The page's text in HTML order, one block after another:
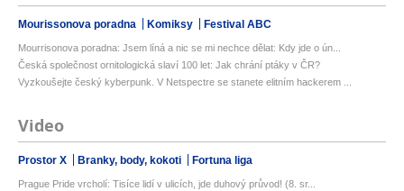
Mourissonova poradna Komiksy Festival ABC
Mourrisonova poradna: Jsem líná a nic se mi nechce dělat: Kdy jde o ún...
Česká společnost ornitologická slaví 100 let: Jak chrání ptáky v ČR?
Vyzkoušejte český kyberpunk. V Netspectre se stanete elitním hackerem ...
Video
Prostor X Branky, body, kokoti Fortuna liga
Prague Pride vrcholí: Tisíce lidí v ulicích, jde duhový průvod! (8. sr...